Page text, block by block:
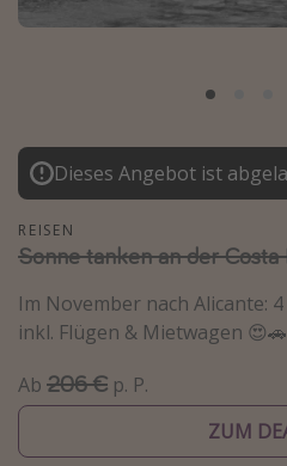
Normandie Urlaub
Kefalonia Urlaub
Krabi Urlaub
Tulum Urlaub
Sri Lanka Rundreise
Japan Rundreise
Alle Reisethemen
Wellnessurlaub
Dieses Angebot ist
REISEN
Sonne tanken an der
Im November nach Alicante:
inkl. Flügen & Mietwagen 😍🚗
Ab 206 € p. P.
ZUM